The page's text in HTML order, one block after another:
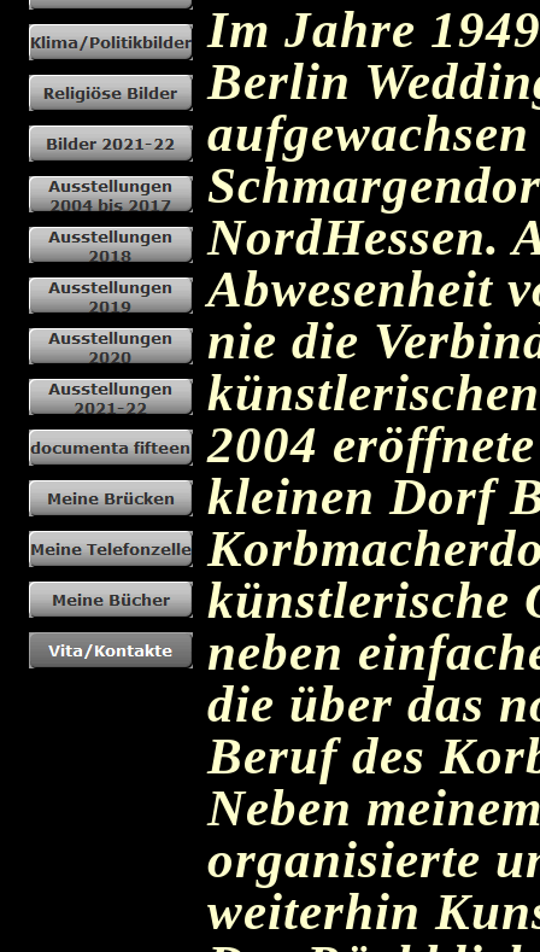
Im Jahre
Berlin
NordHessen.
Abwesenheit
nie die
2004
kleinen Dorf
künstlerische
neben
die über das
Beruf des
Neben
organisierte
weiterhin